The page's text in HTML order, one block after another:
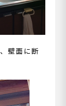
壁面に断